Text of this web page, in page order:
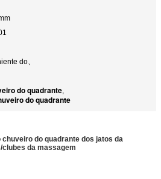
do、
do quadrante,
do quadrante
do quadrante dos jatos da
da massagem